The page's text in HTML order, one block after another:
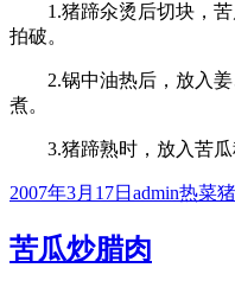
1.猪蹄氽烫后切块，苦
拍破。
2.锅中油热后，放入姜
煮。
3.猪蹄熟时，放入苦瓜
Posted
2007年3月17日 Author
admin热菜
苦瓜炒腊肉